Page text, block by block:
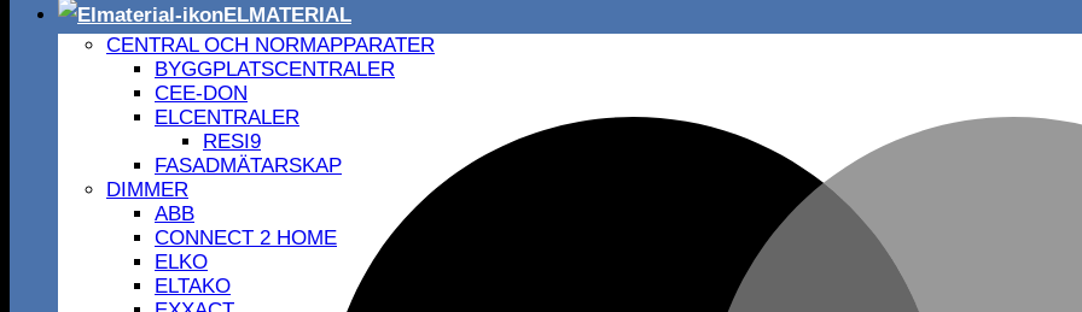
ELMATERIAL
CENTRAL OCH NORMAPPARATER
BYGGPLATSCENTRALER
CEE-DON
ELCENTRALER
RESI9
FASADMÄTARSKAP
DIMMER
ABB
CONNECT 2 HOME
ELKO
ELTAKO